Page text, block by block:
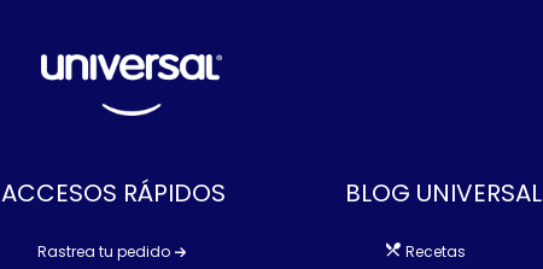
ACCESOS RÁPIDOS
Rastrea tu pedido
BLOG UNIVERSAL
Recetas